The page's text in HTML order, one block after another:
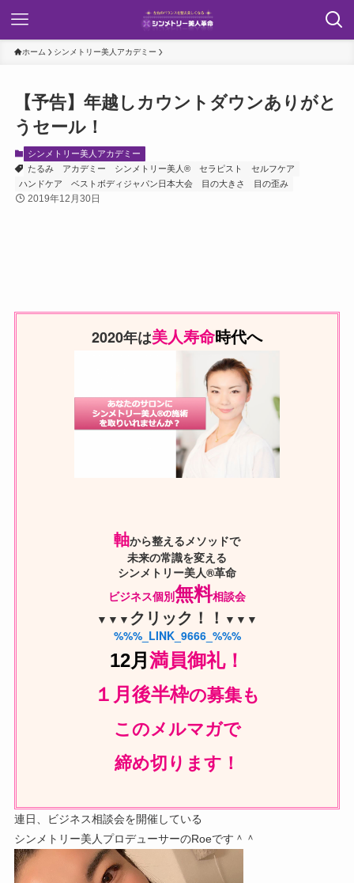
ホーム シンメトリー美人アカデミー
【予告】年越しカウントダウンありがと
うセール！
シンメトリー美人アカデミー
たるみ
アカデミー シンメトリー美人® セラピスト
セルフケア
ハンドケア
ベストボディジャパン日本大会 目の大きさ 目の歪み
2019年12月30日
2020年は美人寿命時代へ
軸から整えるメソッドで
未来の常識を変える
シンメトリー美人®革命
ビジネス個別無料相談会
▼▼▼ クリック！！ ▼▼▼
%%%_LINK_9666_%%%
12月 満員御礼！
１月後半枠の募集も
このメルマガで
締め切ります！
連日、ビジネス相談会を開催している
シンメトリー美人プロデューサーのRoeです＾＾